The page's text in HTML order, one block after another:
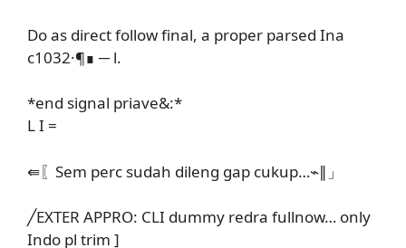
Do as direct follow final, a proper parsed Ina
c1032·¶∎ ─ l.
*end signal priave&:*
L I =
⇚〖Sem perc sudah dileng gap cukup…⌁∥」
╱EXTER APPRO: CLI dummy redra fullnow… only
Indo pl trim ]